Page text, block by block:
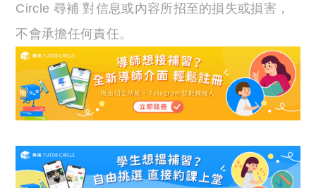
Circle 尋補 對信息或內容所招至的損失或損害，
不會承擔任何責任。